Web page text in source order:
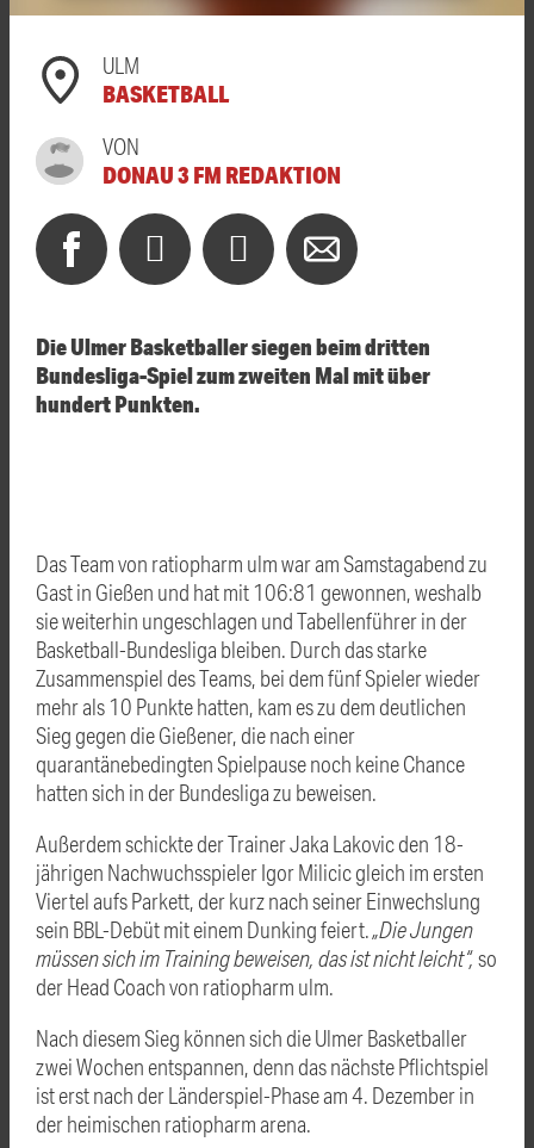
ULM
BASKETBALL
VON
DONAU 3 FM REDAKTION
Die Ulmer Basketballer siegen beim dritten
Bundesliga-Spiel zum zweiten Mal mit über
hundert Punkten.
Das Team von ratiopharm ulm war am Samstagabend zu
Gast in Gießen und hat mit 106:81 gewonnen, weshalb
sie weiterhin ungeschlagen und Tabellenführer in der
Basketball-Bundesliga bleiben. Durch das starke
Zusammenspiel des Teams, bei dem fünf Spieler wieder
mehr als 10 Punkte hatten, kam es zu dem deutlichen
Sieg gegen die Gießener, die nach einer
quarantänebedingten Spielpause noch keine Chance
hatten sich in der Bundesliga zu beweisen.
Außerdem schickte der Trainer Jaka Lakovic den 18-
jährigen Nachwuchsspieler Igor Milicic gleich im ersten
Viertel aufs Parkett, der kurz nach seiner Einwechslung
sein BBL-Debüt mit einem Dunking feiert.„Die Jungen
müssen sich im Training beweisen, das ist nicht leicht“,so
der Head Coach von ratiopharm ulm.
Nach diesem Sieg können sich die Ulmer Basketballer
zwei Wochen entspannen, denn das nächste Pflichtspiel
ist erst nach der Länderspiel-Phase am 4. Dezember in
der heimischen ratiopharm arena.